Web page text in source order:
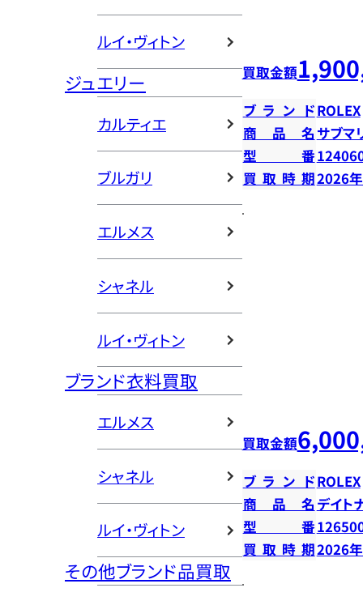
ルイ・ヴィトン
ジュエリー
カルティエ
ブルガリ
エルメス
シャネル
ルイ・ヴィトン
ブランド衣料買取
エルメス
シャネル
ルイ・ヴィトン
その他ブランド品買取
買取金額
ブランドROLEX
商品名 サブマ
型番
買取時期2026
買取金額
ブランドROLEX
商品名 デイ
型番
買取時期2026